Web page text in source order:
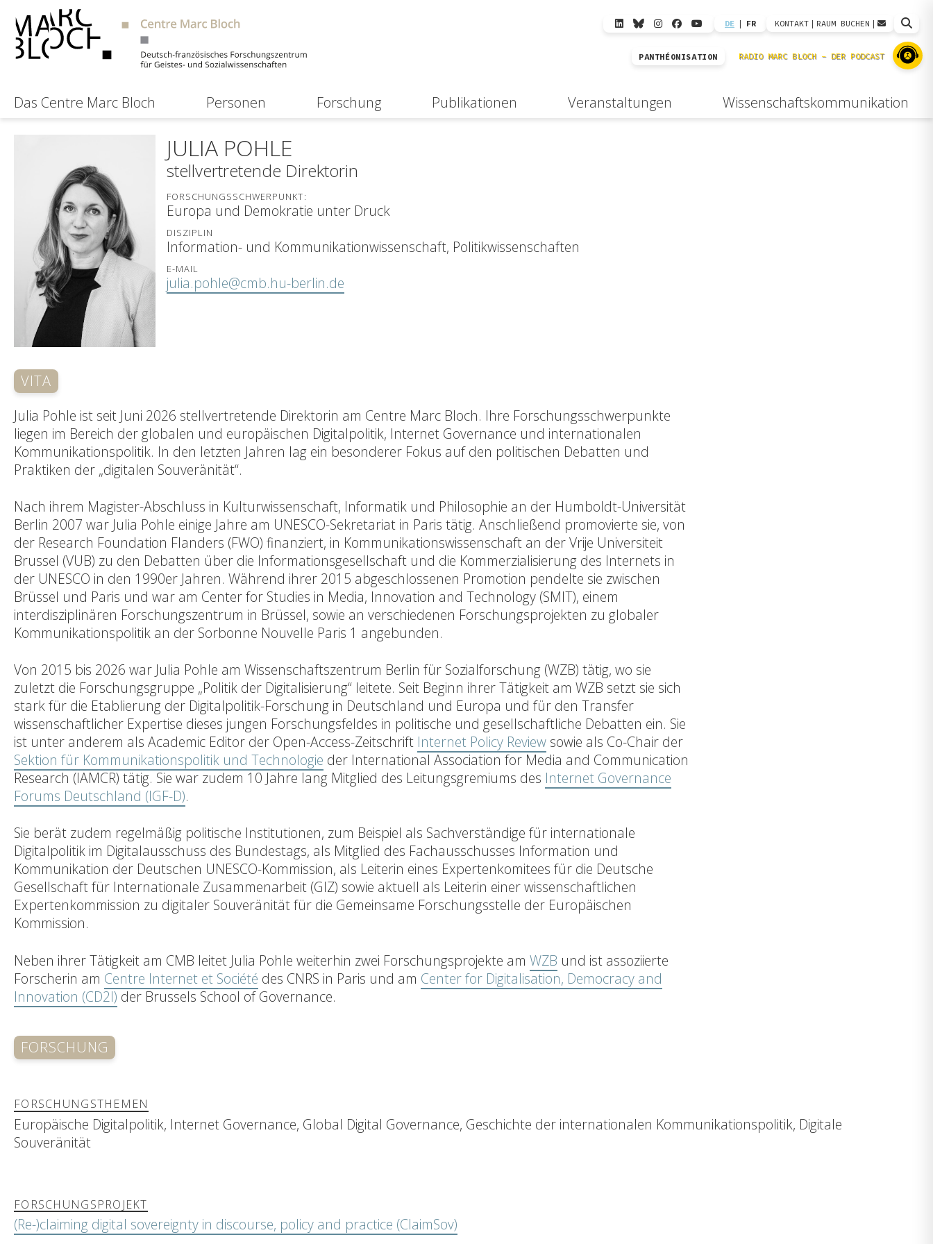
DE | FR KONTAKT | RAUM BUCHEN |
PANTHÉONISATION
Das Centre Marc Bloch Personen Forschung Publikationen Veranstaltungen Wissenschaftskommunikation
JULIA POHLE
stellvertretende Direktorin
FORSCHUNGSSCHWERPUNKT:
Europa und Demokratie unter Druck
DISZIPLIN
Information- und Kommunikationwissenschaft, Politikwissenschaften
E-MAIL
julia.pohle@cmb.hu-berlin.de
VITA
Julia Pohle ist seit Juni 2026 stellvertretende Direktorin am Centre Marc Bloch. Ihre Forschungsschwerpunkte
liegen im Bereich der globalen und europäischen Digitalpolitik, Internet Governance und internationalen
Kommunikationspolitik. In den letzten Jahren lag ein besonderer Fokus auf den politischen Debatten und
Praktiken der „digitalen Souveränität“.
Nach ihrem Magister-Abschluss in Kulturwissenschaft, Informatik und Philosophie an der Humboldt-Universität
Berlin 2007 war Julia Pohle einige Jahre am UNESCO-Sekretariat in Paris tätig. Anschließend promovierte sie, von
der Research Foundation Flanders (FWO) finanziert, in Kommunikationswissenschaft an der Vrije Universiteit
Brussel (VUB) zu den Debatten über die Informationsgesellschaft und die Kommerzialisierung des Internets in
der UNESCO in den 1990er Jahren. Während ihrer 2015 abgeschlossenen Promotion pendelte sie zwischen
Brüssel und Paris und war am Center for Studies in Media, Innovation and Technology (SMIT), einem
interdisziplinären Forschungszentrum in Brüssel, sowie an verschiedenen Forschungsprojekten zu globaler
Kommunikationspolitik an der Sorbonne Nouvelle Paris 1 angebunden.
Von 2015 bis 2026 war Julia Pohle am Wissenschaftszentrum Berlin für Sozialforschung (WZB) tätig, wo sie
zuletzt die Forschungsgruppe „Politik der Digitalisierung“ leitete. Seit Beginn ihrer Tätigkeit am WZB setzt sie sich
stark für die Etablierung der Digitalpolitik-Forschung in Deutschland und Europa und für den Transfer
wissenschaftlicher Expertise dieses jungen Forschungsfeldes in politische und gesellschaftliche Debatten ein. Sie
ist unter anderem als Academic Editor der Open-Access-Zeitschrift Internet Policy Review sowie als Co-Chair der
Sektion für Kommunikationspolitik und Technologie der International Association for Media and Communication
Research (IAMCR) tätig. Sie war zudem 10 Jahre lang Mitglied des Leitungsgremiums des Internet Governance
Forums Deutschland (IGF-D).
Sie berät zudem regelmäßig politische Institutionen, zum Beispiel als Sachverständige für internationale
Digitalpolitik im Digitalausschuss des Bundestags, als Mitglied des Fachausschusses Information und
Kommunikation der Deutschen UNESCO-Kommission, als Leiterin eines Expertenkomitees für die Deutsche
Gesellschaft für Internationale Zusammenarbeit (GIZ) sowie aktuell als Leiterin einer wissenschaftlichen
Expertenkommission zu digitaler Souveränität für die Gemeinsame Forschungsstelle der Europäischen
Kommission.
Neben ihrer Tätigkeit am CMB leitet Julia Pohle weiterhin zwei Forschungsprojekte am WZB und ist assoziierte
Forscherin am Centre Internet et Société des CNRS in Paris und am Center for Digitalisation, Democracy and
Innovation (CD2I) der Brussels School of Governance.
FORSCHUNG
FORSCHUNGSTHEMEN
Europäische Digitalpolitik, Internet Governance, Global Digital Governance, Geschichte der internationalen Kommunikationspolitik, Digitale
Souveränität
FORSCHUNGSPROJEKT
(Re-)claiming digital sovereignty in discourse, policy and practice (ClaimSov)